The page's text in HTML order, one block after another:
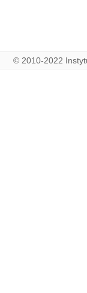
© 2010-2022